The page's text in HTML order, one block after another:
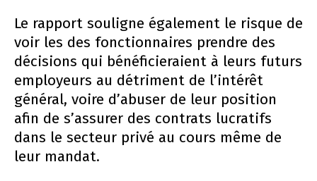
Le rapport souligne également le risque de
voir les des fonctionnaires prendre des
décisions qui bénéficieraient à leurs futurs
employeurs au détriment de l’intérêt
général, voire d’abuser de leur position
afin de s’assurer des contrats lucratifs
dans le secteur privé au cours même de
leur mandat.